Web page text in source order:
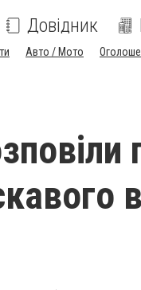
Довідник
Авто / Мото